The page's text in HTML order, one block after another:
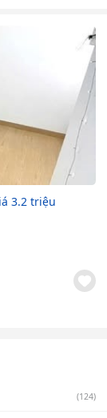
3.2 triệu
(124)